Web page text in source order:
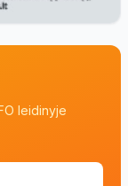
leidinyje